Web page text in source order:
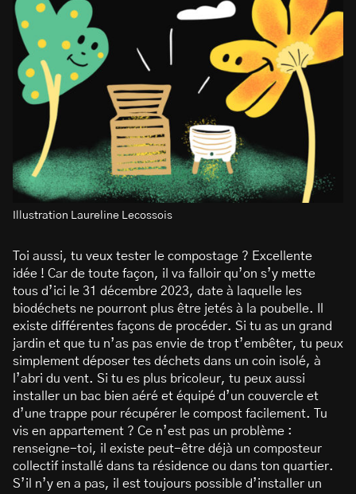
Illustration Laureline Lecossois
Toi aussi, tu veux tester le compostage ? Excellente
idée ! Car de toute façon, il va falloir qu’on s’y mette
tous d’ici le 31 décembre 2023, date à laquelle les
biodéchets ne pourront plus être jetés à la poubelle. Il
existe différentes façons de procéder. Si tu as un grand
jardin et que tu n’as pas envie de trop t’embêter, tu peux
simplement déposer tes déchets dans un coin isolé, à
l’abri du vent. Si tu es plus bricoleur, tu peux aussi
installer un bac bien aéré et équipé d’un couvercle et
d’une trappe pour récupérer le compost facilement. Tu
vis en appartement ? Ce n’est pas un problème :
renseigne-toi, il existe peut-être déjà un composteur
collectif installé dans ta résidence ou dans ton quartier.
S’il n’y en a pas, il est toujours possible d’installer un